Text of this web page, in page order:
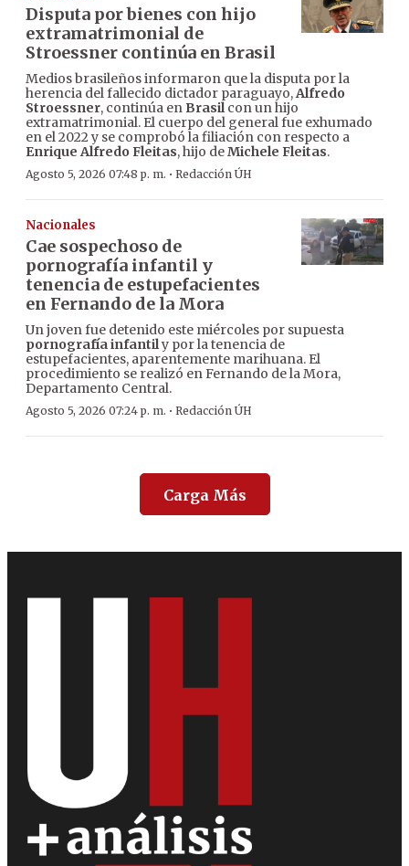
Disputa por bienes con hijo
extramatrimonial de
Stroessner continúa en Brasil
Medios brasileños informaron que la disputa por la
herencia del fallecido dictador paraguayo,Alfredo
Stroessner, continúa en Brasilcon un hijo
extramatrimonial. El cuerpo del general fue exhumado
en el 2022 y se comprobó la filiación con respecto a
Enrique Alfredo Fleitas, hijo deMichele Fleitas.
Agosto 5, 2026 07:48 p. m. · Redacción ÚH
Nacionales
Cae sospechoso de
pornografía infantil y
tenencia de estupefacientes
en Fernando de la Mora
Un joven fue detenido este miércoles por supuesta
pornografía infantily por la tenencia de
estupefacientes, aparentemente marihuana. El
procedimiento se realizó en Fernando de la Mora,
Departamento Central.
Agosto 5, 2026 07:24 p. m. · Redacción ÚH
Carga Más